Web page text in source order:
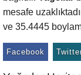
mesafe
ve 35.4445
Facebook